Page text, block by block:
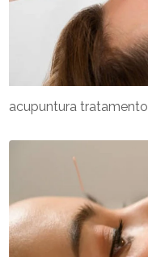
acupuntura tratamento